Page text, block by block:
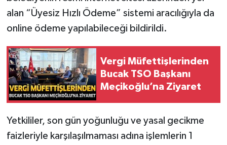
alan “Üyesiz Hızlı Ödeme” sistemi aracılığıyla da
online ödeme yapılabileceği bildirildi.
Vergi Müfettişlerinden
Bucak TSO Başkanı
Meçikoğlu’na Ziyaret
Yetkililer, son gün yoğunluğu ve yasal gecikme
faizleriyle karşılaşılmaması adına işlemlerin 1